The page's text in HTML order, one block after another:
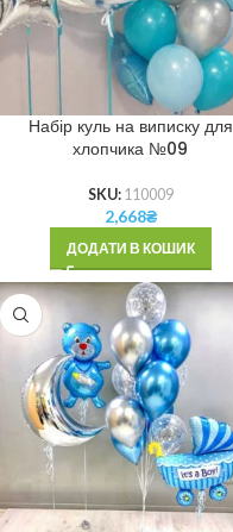
Набір куль на виписку для
хлопчика №09
SKU: 110009
2,668₴
ДОДАТИ В КОШИК